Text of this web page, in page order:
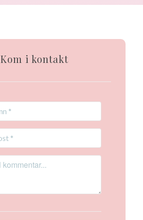
Kom i kontakt